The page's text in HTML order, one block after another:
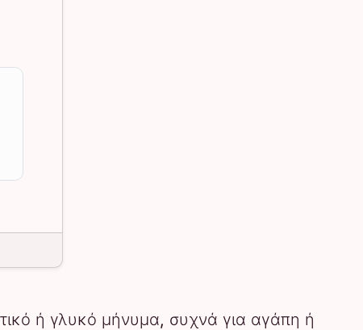
ή γλυκό μήνυμα, συχνά για αγάπη ή